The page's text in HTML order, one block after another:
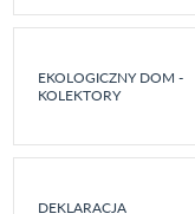
EKOLOGICZNY DOM -
KOLEKTORY
DEKLARACJA